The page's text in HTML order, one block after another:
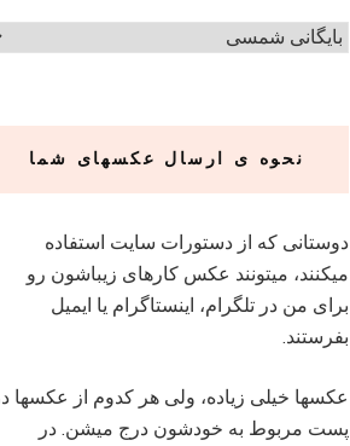
نحوه ی ارسال عکسهای شما
دوستانی که از دستورات سایت استفاده
میکنند، میتونند عکس کارهای زیباشون رو
برای من در تلگرام، اینستاگرام یا ایمیل
بفرستند.
عکسها خیلی زیاده، ولی هر کدوم از عکسها
پست مربوط به خودشون درج میشن. در